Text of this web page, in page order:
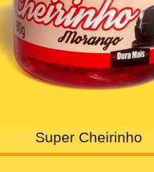
Super Cheirinho